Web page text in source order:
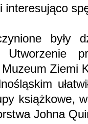
interesująco
były
Utworzenie
Ziemi
książkowe,
Johna